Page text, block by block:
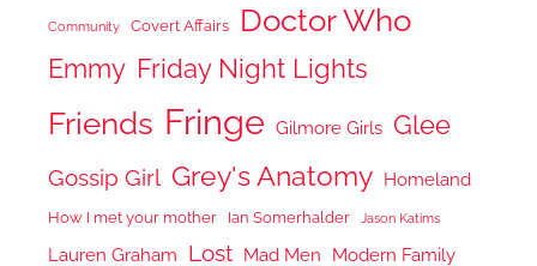
Community Covert Affairs Doctor Who
Emmy Friday Night Lights
Friends Fringe Gilmore Girls Glee
Gossip Girl Grey's Anatomy Homeland
How I met your mother Ian Somerhalder Jason Katims
Lauren Graham Lost Mad Men Modern Family